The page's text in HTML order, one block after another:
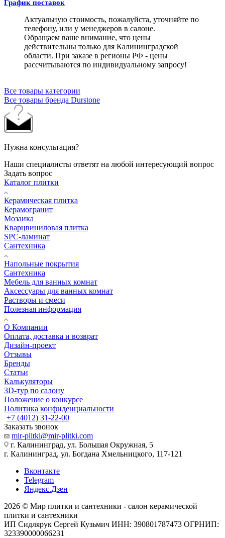
График поставок
Актуальную стоимость, пожалуйста, уточняйте по
телефону, или у менеджеров в салоне.
Обращаем ваше внимание, что цены
действительны только для Калининградской
области. При заказе в регионы РФ - цены
рассчитываются по индивидуальному запросу!
Все товары категории
Все товары бренда Durstone
Нужна консультация?
Наши специалисты ответят на любой интересующий вопрос
Задать вопрос
Каталог плитки
Керамическая плитка
Керамогранит
Мозаика
Кварцвиниловая плитка
SPC-ламинат
Сантехника
Напольные покрытия
Сантехника
Мебель для ванных комнат
Аксессуары для ванных комнат
Растворы и смеси
Полезная информация
О Компании
Оплата, доставка и возврат
Дизайн-проект
Отзывы
Бренды
Статьи
Калькуляторы
3D-тур по салону
Положение о конкурсе
Политика конфиденциальности
+7 (4012) 31-22-00
Заказать звонок
mir-plitki@mir-plitki.com
г. Калининград, ул. Большая Окружная, 5
г. Калининград, ул. Богдана Хмельницкого, 117-121
Вконтакте
Telegram
Яндекс.Дзен
2026 © Мир плитки и сантехники - салон керамической
плитки и сантехники
ИП Сидлярук Сергей Кузьмич ИНН: 390801787473 ОГРНИП:
323390000066231